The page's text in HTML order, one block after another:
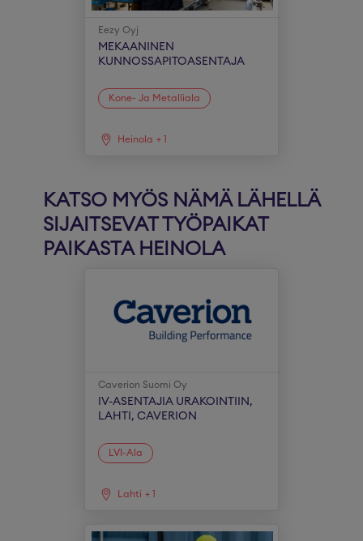
Eezy Oyj
MEKAANINEN
KUNNOSSAPITOASENTAJA
Kone- Ja Metalliala
Heinola + 1
KATSO MYÖS NÄMÄ LÄHELLÄ
SIJAITSEVAT TYÖPAIKAT
PAIKASTA HEINOLA
Caverion Suomi Oy
IV-ASENTAJIA URAKOINTIIN,
LAHTI, CAVERION
LVI-Ala
Lahti + 1